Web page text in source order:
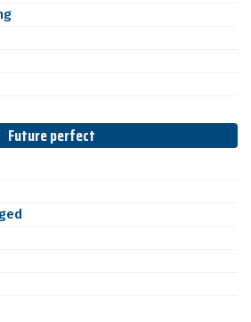
Future perfect